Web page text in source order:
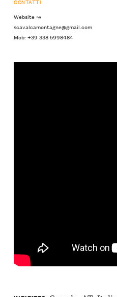
Website ↝
scavalcamontagne@gmail.com
Mob: +39 338 5998484